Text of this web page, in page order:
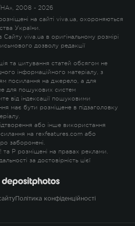
2008 - 2026
на сайті viva.ua, охороняються
України.
Сайту viva.ua в оригінальному розмірі
дозволу редакції
та цитування статей обсягом не
інформаційного матеріалу, з
посилання на джерело, а для
для пошукових систем
від індексації пошуковими
має бути розміщене в підзаголовку
або інше використання
на rexfeatures.com або
заборонені.
! та P розміщені на правах реклами.
за достовірність цієї
Політика конфіденційності